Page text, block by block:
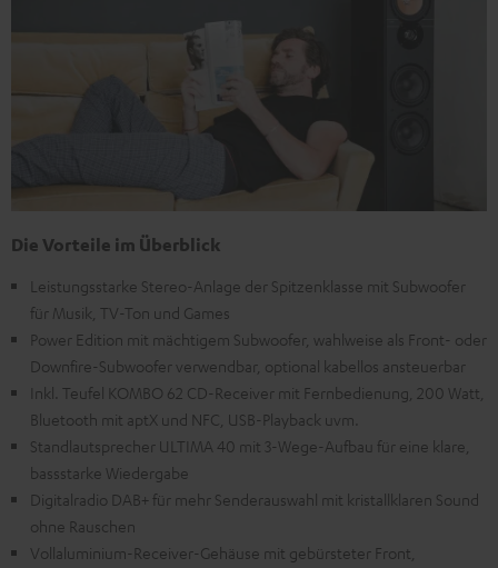
Die Vorteile im Überblick
Leistungsstarke Stereo-Anlage der Spitzenklasse mit Subwoofer
für Musik, TV-Ton und Games
Power Edition mit mächtigem Subwoofer, wahlweise als Front- oder
Downfire-Subwoofer verwendbar, optional kabellos ansteuerbar
Inkl. Teufel KOMBO 62 CD-Receiver mit Fernbedienung, 200 Watt,
Bluetooth mit aptX und NFC, USB-Playback uvm.
Standlautsprecher ULTIMA 40 mit 3-Wege-Aufbau für eine klare,
bassstarke Wiedergabe
Digitalradio DAB+ für mehr Senderauswahl mit kristallklaren Sound
ohne Rauschen
Vollaluminium-Receiver-Gehäuse mit gebürsteter Front,